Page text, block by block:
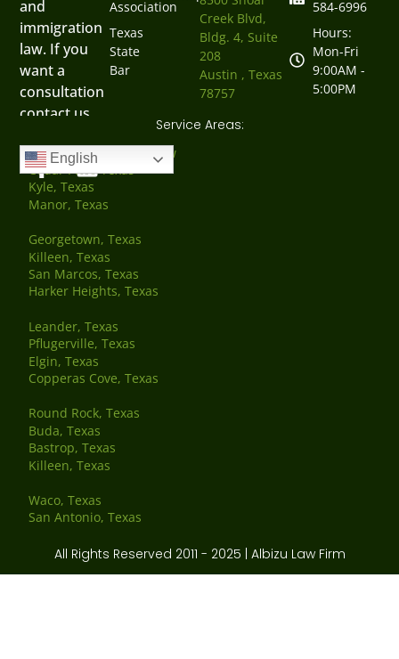
and
immigration
law. If you
want a
consultation
contact us
English
Association
Texas
State
Bar
584-6996
Hours:
Mon-Fri
9:00AM -
5:00PM
Creek Blvd,
Bldg. 4, Suite
208
Austin , Texas
78757
Service Areas:
Austin, Texas Family Law
Cedar Park, Texas
Kyle, Texas
Manor, Texas
Georgetown, Texas
Killeen, Texas
San Marcos, Texas
Harker Heights, Texas
Leander, Texas
Pflugerville, Texas
Elgin, Texas
Copperas Cove, Texas
Round Rock, Texas
Buda, Texas
Bastrop, Texas
Killeen, Texas
Waco, Texas
San Antonio, Texas
All Rights Reserved 2011 - 2025 | Albizu Law Firm